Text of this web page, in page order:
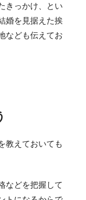
きっかけ、とい
婚を見据えた挨
なども伝えてお
教えておいても
などを把握して